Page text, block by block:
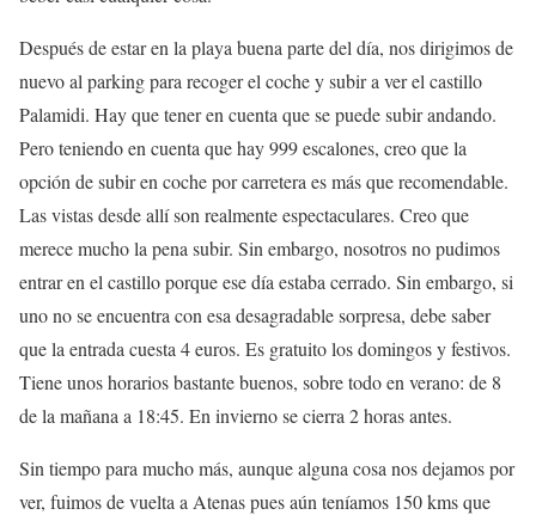
Después de estar en la playa buena parte del día, nos dirigimos de
nuevo al parking para recoger el coche y subir a ver el castillo
Palamidi. Hay que tener en cuenta que se puede subir andando.
Pero teniendo en cuenta que hay 999 escalones, creo que la
opción de subir en coche por carretera es más que recomendable.
Las vistas desde allí son realmente espectaculares. Creo que
merece mucho la pena subir. Sin embargo, nosotros no pudimos
entrar en el castillo porque ese día estaba cerrado. Sin embargo, si
uno no se encuentra con esa desagradable sorpresa, debe saber
que la entrada cuesta 4 euros. Es gratuito los domingos y festivos.
Tiene unos horarios bastante buenos, sobre todo en verano: de 8
de la mañana a 18:45. En invierno se cierra 2 horas antes.
Sin tiempo para mucho más, aunque alguna cosa nos dejamos por
ver, fuimos de vuelta a Atenas pues aún teníamos 150 kms que